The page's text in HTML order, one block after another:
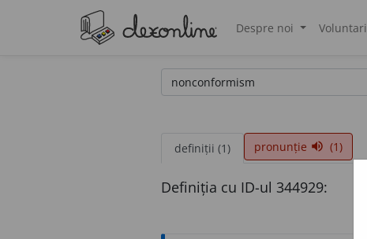
Despre noi Voluntari
definiții (1) pronunție volume_up (1)
Definiția cu ID-ul 344929: